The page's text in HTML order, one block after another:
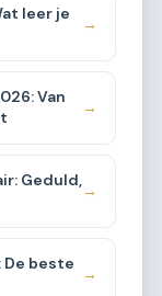
leer je
→
Van
→
Geduld,
→
beste
→